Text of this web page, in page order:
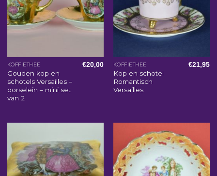
KOFFIETHEE
Gouden kop en
schotels Versailles –
porselein – mini set
van 2
€20,00 KOFFIETHEE
Kop en schotel
Romantisch
Versailles
€21,95